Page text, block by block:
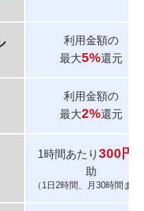
利用金額の
最大5%還元
利用金額の
最大2%還元
1時間あたり 300円
助
（1日2時間、月30時間まで